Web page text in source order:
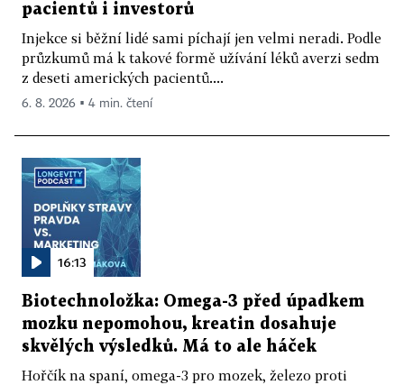
pacientů i investorů
Injekce si běžní lidé sami píchají jen velmi neradi. Podle
průzkumů má k takové formě užívání léků averzi sedm
z deseti amerických pacientů....
6. 8. 2026 ▪ 4 min. čtení
16:13
Biotechnoložka: Omega-3 před úpadkem
mozku nepomohou, kreatin dosahuje
skvělých výsledků. Má to ale háček
Hořčík na spaní, omega-3 pro mozek, železo proti